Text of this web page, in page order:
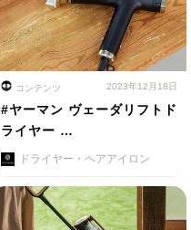
コンテンツ 2023年12月18日
#ヤーマン ヴェーダリフトド
ライヤー …
ドライヤー・ヘアアイロン